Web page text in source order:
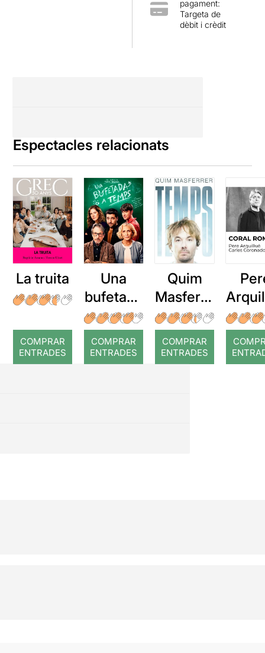
pagament:
Targeta de
dèbit i crèdit
Espectacles relacionats
La truita
COMPRAR
ENTRADES
Una
bufetada
a temps
COMPRAR
ENTRADES
Quim
Masferre
r: Temps
COMPRAR
ENTRADES
: